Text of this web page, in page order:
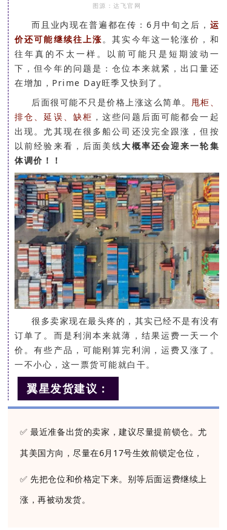
图源：达飞官网
而且业内现在普遍都在传：6月中旬之后， 运
价还可能继续往上涨。其实今年这一轮涨价，和
往年真的不太一样。以前可能只是短期波动一
下，但今年的问题是：仓位本来就紧，出口量还
在增加，Prime Day旺季又快到了。
后面很可能不只是价格上涨这么简单。 甩柜、
排仓、延误、缺柜 ，这些问题后面可能都会一起
出现。尤其现在很多船公司还没完全跟涨，但按
以前经验来看，后面美线大概率还会迎来一轮集
体调价！！
很多卖家现在最头疼的，其实已经不是有没有
订单了。而是利润本来就薄，结果运费一天一个
价。有些产品，可能刚算完利润，运费又涨了。
一不小心，这一票货可能就白干。
翼星发货建议：
✅ 最近准备出货的卖家，建议尽量提前锁仓。尤
其美国方向，尽量在6月17号生效前锁定仓位，
✅先把仓位和价格定下来。别等后面运费继续上
涨，再被动发货。